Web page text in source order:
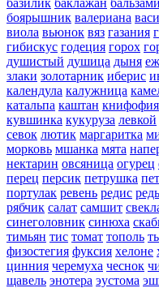
боярышник валериана
виола вьюнок вяз газания
гибискус годеция горох
душистый душица дыня
злаки золотарник иберис
календула калужница
катальпа каштан книфофия
кувшинка кукуруза левкой
севок лютик маргаритка
морковь мшанка мята
нектарин овсяница огурец
перец персик петрушка
портулак ревень редис
рябчик салат самшит
синеголовник синюха
тимьян тис томат тополь
физостегия фуксия хелоне
цинния черемуха чеснок
щавель энотера эустома